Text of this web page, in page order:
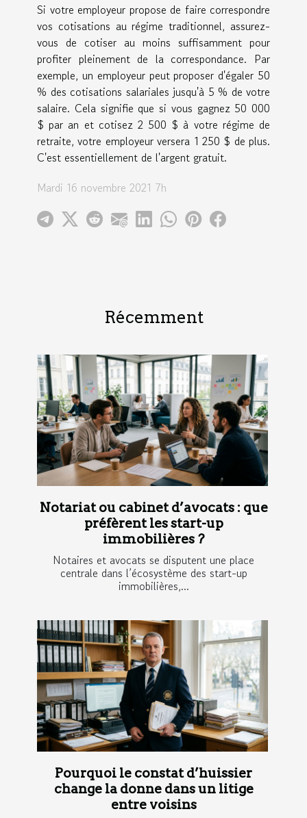
Si votre employeur propose de faire correspondre
vos cotisations au régime traditionnel, assurez-
vous de cotiser au moins suffisamment pour
profiter pleinement de la correspondance. Par
exemple, un employeur peut proposer d'égaler 50
% des cotisations salariales jusqu'à 5 % de votre
salaire. Cela signifie que si vous gagnez 50 000
$ par an et cotisez 2 500 $ à votre régime de
retraite, votre employeur versera 1 250 $ de plus.
C'est essentiellement de l'argent gratuit.
Mardi 16 novembre 2021 7h
Récemment
Notariat ou cabinet d’avocats : que
préfèrent les start-up
immobilières ?
Notaires et avocats se disputent une place
centrale dans l’écosystème des start-up
immobilières,...
Pourquoi le constat d’huissier
change la donne dans un litige
entre voisins